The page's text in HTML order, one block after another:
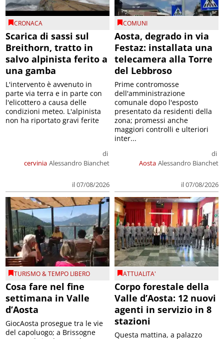
CRONACA
Scarica di sassi sul
Breithorn, tratto in
salvo alpinista ferito a
una gamba
cervinia
di
Alessandro Bianchet
il 07/08/2026
L'intervento è avvenuto in
parte via terra e in parte con
l'elicottero a causa delle
condizioni meteo. L'alpinista
non ha riportato gravi ferite
COMUNI
Aosta, degrado in via
Festaz: installata una
telecamera alla Torre
del Lebbroso
Aosta
di
Alessandro Bianchet
il 07/08/2026
Prime contromosse
dell'amministrazione
comunale dopo l'esposto
presentato da residenti della
zona; promessi anche
maggiori controlli e ulteriori
inter...
TURISMO & TEMPO LIBERO
Cosa fare nel fine
settimana in Valle
d’Aosta
GiocAosta prosegue tra le vie
del capoluogo; a Brissogne
ATTUALITA'
Corpo forestale della
Valle d’Aosta: 12 nuovi
agenti in servizio in 8
stazioni
Questa mattina, a palazzo